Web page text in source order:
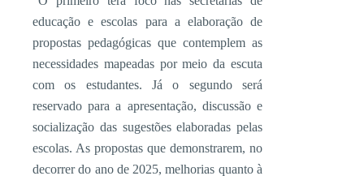
educação e escolas para a elaboração de
propostas pedagógicas que contemplem as
necessidades mapeadas por meio da escuta
com os estudantes. Já o segundo será
reservado para a apresentação, discussão e
socialização das sugestões elaboradas pelas
escolas. As propostas que demonstrarem, no
decorrer do ano de 2025, melhorias quanto à